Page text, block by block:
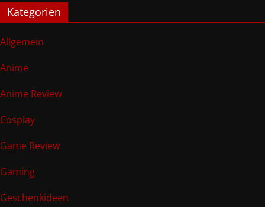
Kategorien
Allgemein
Anime
Anime Review
Cosplay
Game Review
Gaming
Geschenkideen